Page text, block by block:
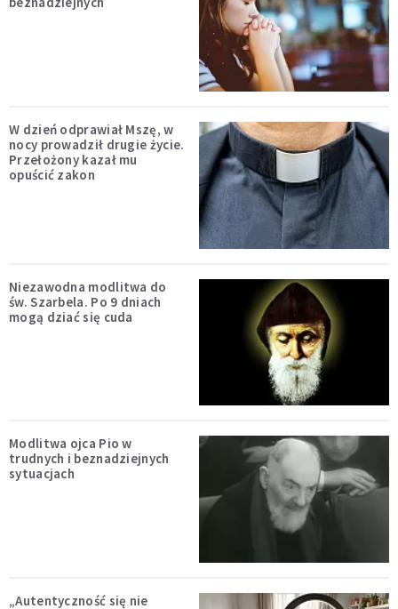
W dzień odprawiał Mszę, w
nocy prowadził drugie życie.
Przełożony kazał mu
opuścić zakon
Niezawodna modlitwa do
św. Szarbela. Po 9 dniach
mogą dziać się cuda
Modlitwa ojca Pio w
trudnych i beznadziejnych
sytuacjach
„Autentyczność się nie